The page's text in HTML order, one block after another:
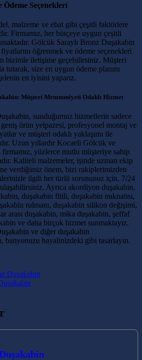
Seçenekleri
malzeme ve ebat gibi çeşitli faktörlere
Firmamız, her bütçeye uygun çeşitli
Gölcük Saraylı Bronz Duşakabin
öğrenmek ve ödeme seçenekleri
bizimle iletişime geçebilirsiniz. Müşteri
tutarak, size en uygun ödeme planını
en iyisini yaparız.
Müşteri Memnuniyeti Odaklı Hizmet
sunduğumuz hizmetlerin sadece
ürün yelpazesi, profesyonel montaj ve
ve müşteri odaklı yaklaşımı ile
Uzun yıllardır Kocaeli Gölcük ve
yüzlerce mutlu müşteriye sahip
Kaliteli malzemeler, işinde uzman ekip
verdiğimiz önem, bizi rakiplerimizden
ilgili her türlü sorununuz için, 7/24
ulaşabilirsiniz. Ayrıca akordiyon duşakabin,
duşakabin fitili, duşakabin mıknatısı,
rulmanı, duşakabin silikon değişimi,
arası duşakabin, mika duşakabin, şeffaf
ve daha birçok hizmet sunmaktayız.
ve diğer duşakabin
banyonuzu hayalinizdeki gibi tasarlayın.
Duşakabin